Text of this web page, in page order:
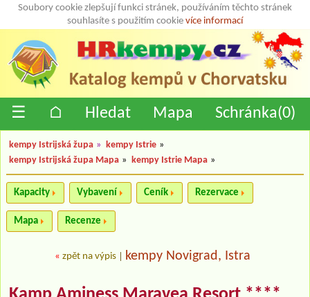
Soubory cookie zlepšují funkci stránek, používáním těchto stránek
souhlasíte s použitím cookie více informací
☰ ⌂ Hledat Mapa Schránka(0)
kempy Istrijská župa » kempy Istrie »
kempy Istrijská župa Mapa » kempy Istrie Mapa »
Kapacity Vybavení Ceník Rezervace
Mapa Recenze
« zpět na výpis kempy Novigrad, Istra